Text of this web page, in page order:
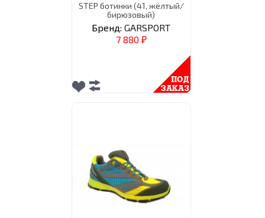
STEP ботинки (41, жёлтый/
бирюзовый)
Бренд: GARSPORT
7 880 ₽